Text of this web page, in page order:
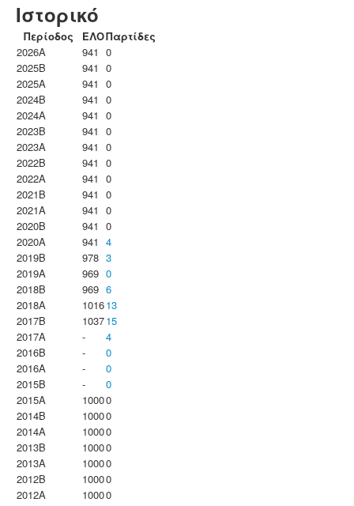
Ιστορικό
Περίοδος ΕΛΟΠαρτίδες
2026A
941 0
2025B
941 0
2025A
941 0
2024B
941 0
2024A
941 0
2023B
941 0
2023Α
941 0
2022B
941 0
2022A
941 0
2021B
941 0
2021A
941 0
2020B
941 0
2020A
941 4
2019B
978 3
2019A
969 0
2018B
969 6
2018A
101613
2017B
103715
2017A
-
4
2016B
-
0
2016A
-
0
2015B
-
0
2015A
10000
2014B
10000
2014A
10000
2013B
10000
2013A
10000
2012B
10000
2012A
10000